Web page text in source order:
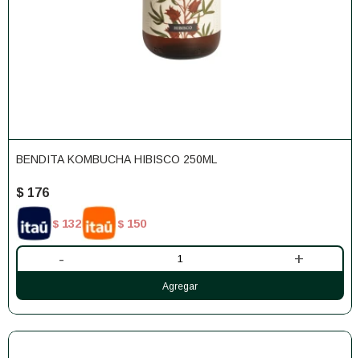
BENDITA KOMBUCHA HIBISCO 250ML
$ 176
$ 132 $ 150
- +